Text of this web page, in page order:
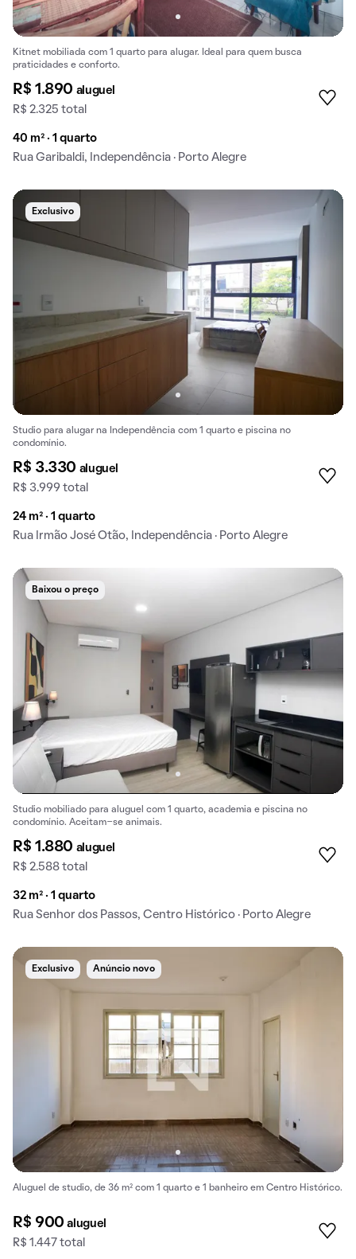
Kitnet mobiliada com 1 quarto para alugar. Ideal para quem busca
praticidades e conforto.
R$ 1.890 aluguel
R$ 2.325 total
40 m² · 1 quarto
Rua Garibaldi, Independência · Porto Alegre
Exclusivo
Studio para alugar na Independência com 1 quarto e piscina no
condomínio.
R$ 3.330 aluguel
R$ 3.999 total
24 m² · 1 quarto
Rua Irmão José Otão, Independência · Porto Alegre
Baixou o preço
Studio mobiliado para aluguel com 1 quarto, academia e piscina no
condomínio. Aceitam-se animais.
R$ 1.880 aluguel
R$ 2.588 total
32 m² · 1 quarto
Rua Senhor dos Passos, Centro Histórico · Porto Alegre
Exclusivo Anúncio novo
Aluguel de studio, de 36 m² com 1 quarto e 1 banheiro em Centro Histórico.
R$ 900aluguel
R$ 1.447 total